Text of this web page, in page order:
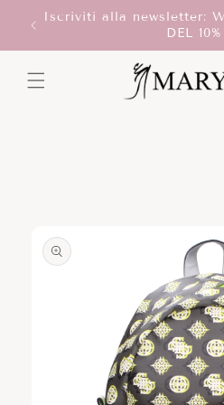
direttamente
Iscriviti alla newsletter:
DEL 10%